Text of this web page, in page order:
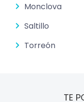
Monclova
Saltillo
Torreón
TE